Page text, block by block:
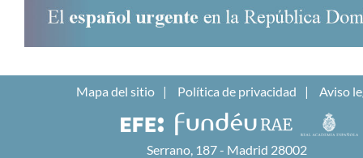
Mapa del sitio Política de privacidad Aviso
Serrano, 187 - Madrid 28002